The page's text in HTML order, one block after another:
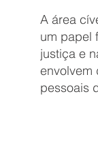
A área
um papel
justiça e
envolvem
pessoais